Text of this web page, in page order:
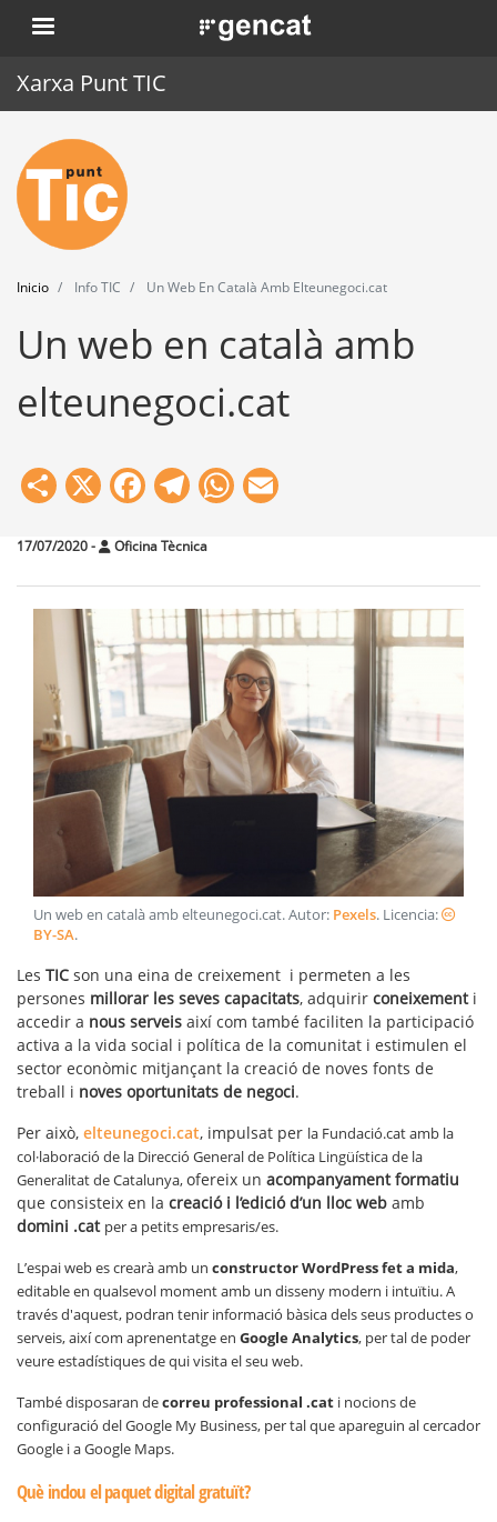
Pasar
al
. Obre en una nova finestra.
Xarxa Punt TIC
Inicio
Punt TIC
Actualidad
Agenda
Formación
Herramientas
Inicio Info TIC Un Web En Català Amb Elteunegoci.cat
Un web en català amb
elteunegoci.cat
Share
X Facebook
Telegram
WhatsApp
17/07/2020- Oficina Tècnica
Un web en català amb elteunegoci.cat. Autor: Pexels. Licencia:
BY-SA.
Les TIC son una eina de creixement i permeten a les
persones millorar les seves capacitats, adquirir coneixement i
accedir a nous serveis així com també faciliten la participació
activa a la vida social i política de la comunitat i estimulen el
sector econòmic mitjançant la creació de noves fonts de
treball i noves oportunitats de negoci.
Per això, elteunegoci.cat, impulsat per la Fundació.cat amb la
col·laboració de la Direcció General de Política Lingüística de la
Generalitat de Catalunya,ofereix un acompanyament formatiu
que consisteix en la creació i l’edició d’un lloc web amb
domini .cat per a petits empresaris/es.
L’espai web es crearà amb un constructorWordPress fet a mida,
editable en qualsevol moment amb un disseny modern i intuïtiu.A
través d'aquest, podran tenir informació bàsica dels seus productes o
serveis, així com aprenentatge en Google Analytics, per tal de poder
veure estadístiques de qui visita el seu web.
També disposaran decorreu professional .cat i nocions de
configuració del Google My Business, per tal que apareguin al cercador
Google i a Google Maps.
Què inclou el paquet digital gratuït?